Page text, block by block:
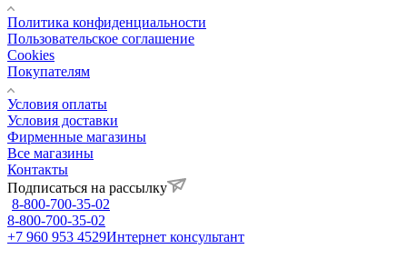
Политика конфиденциальности
Пользовательское соглашение
Cookies
Покупателям
Условия оплаты
Условия доставки
Фирменные магазины
Все магазины
Контакты
Подписаться на рассылку
8-800-700-35-02
8-800-700-35-02
+7 960 953 4529Интернет консультант